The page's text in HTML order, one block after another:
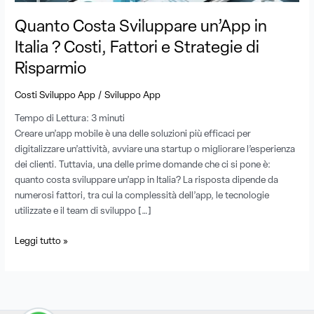
Quanto Costa Sviluppare un’App in
Italia ? Costi, Fattori e Strategie di
Risparmio
Costi Sviluppo App /Sviluppo App
Tempo di Lettura:3 minuti
Creare un’app mobile è una delle soluzioni più efficaci per
digitalizzare un’attività, avviare una startup o migliorare l’esperienza
dei clienti. Tuttavia, una delle prime domande che ci si pone è:
quanto costa sviluppare un’app in Italia? La risposta dipende da
numerosi fattori, tra cui la complessità dell’app, le tecnologie
utilizzate e il team di sviluppo […]
Strategie
di
Leggi tutto »